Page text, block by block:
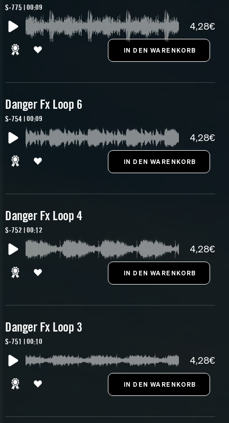
S-775 | 00:09
4,28€
Danger Fx Loop 6
S-754 | 00:09
4,28€
Danger Fx Loop 4
S-752 | 00:12
4,28€
Danger Fx Loop 3
S-751 | 00:10
4,28€